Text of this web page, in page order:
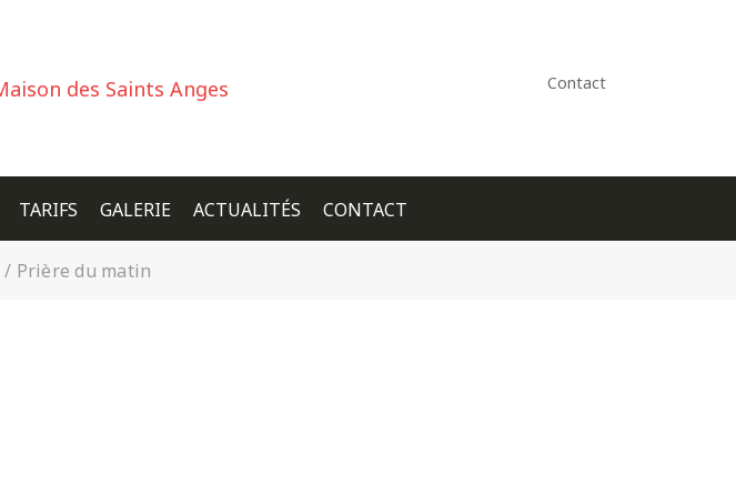
Contact
TARIFS GALERIE ACTUALITÉS CONTACT
/ Prière du matin